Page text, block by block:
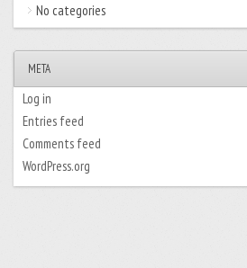
No categories
META
Log in
Entries feed
Comments feed
WordPress.org